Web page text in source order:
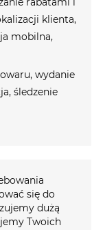
klienta,
mobilna,
wydanie
śledzenie
się do
dużą
Twoich